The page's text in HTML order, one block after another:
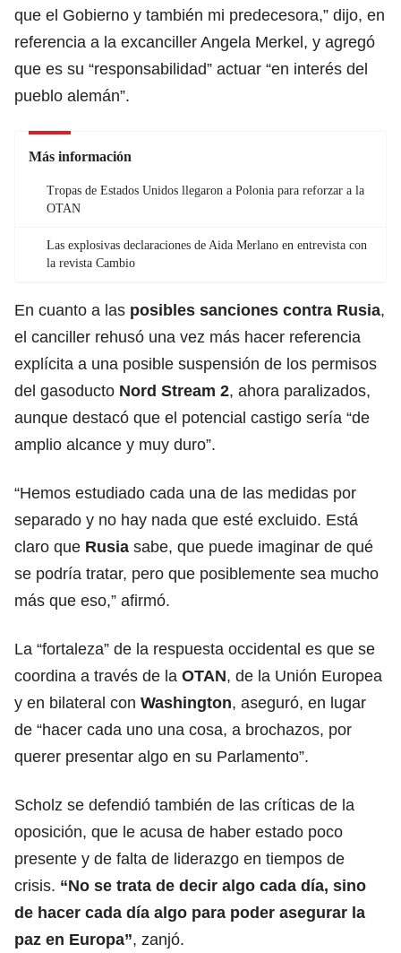
que el Gobierno y también mi predecesora,” dijo, en
referencia a la excanciller Angela Merkel, y agregó
que es su “responsabilidad” actuar “en interés del
pueblo alemán”.
Más información
Tropas de Estados Unidos llegaron a Polonia para reforzar a la
OTAN
Las explosivas declaraciones de Aida Merlano en entrevista con
la revista Cambio
En cuanto a las posibles sanciones contra Rusia,
el canciller rehusó una vez más hacer referencia
explícita a una posible suspensión de los permisos
del gasoducto Nord Stream 2, ahora paralizados,
aunque destacó que el potencial castigo sería “de
amplio alcance y muy duro”.
“Hemos estudiado cada una de las medidas por
separado y no hay nada que esté excluido. Está
claro que Rusia sabe, que puede imaginar de qué
se podría tratar, pero que posiblemente sea mucho
más que eso,” afirmó.
La “fortaleza” de la respuesta occidental es que se
coordina a través de la OTAN, de la Unión Europea
y en bilateral con Washington, aseguró, en lugar
de “hacer cada uno una cosa, a brochazos, por
querer presentar algo en su Parlamento”.
Scholz se defendió también de las críticas de la
oposición, que le acusa de haber estado poco
presente y de falta de liderazgo en tiempos de
crisis. “No se trata de decir algo cada día, sino
de hacer cada día algo para poder asegurar la
paz en Europa”, zanjó.